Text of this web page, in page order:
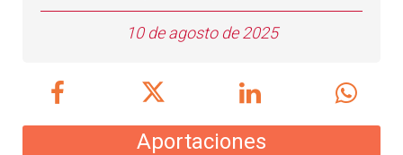
10 de agosto de 2025
Aportaciones